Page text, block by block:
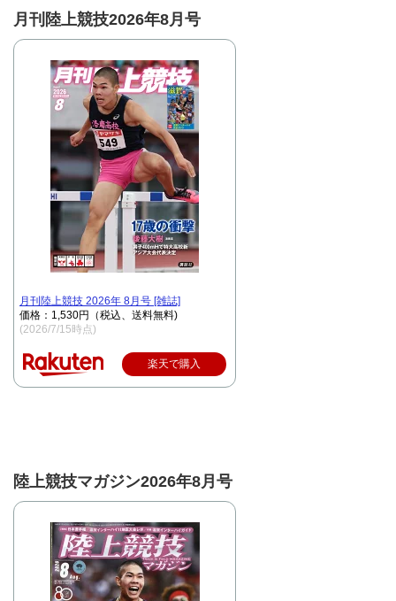
月刊陸上競技2026年8月号
月刊陸上競技 2026年 8月号 [雑誌]
価格：1,530円（税込、送料無料)
(2026/7/15時点)
楽天で購入
陸上競技マガジン2026年8月号